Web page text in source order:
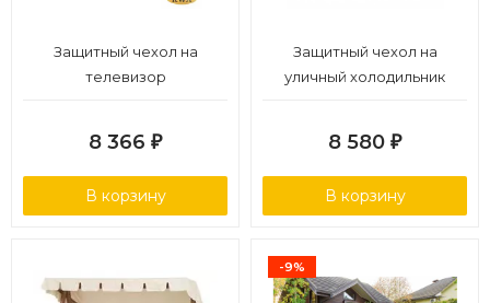
Защитный чехол на
телевизор
8 366 ₽
В корзину
Защитный чехол на
уличный холодильник
8 580 ₽
В корзину
-9%